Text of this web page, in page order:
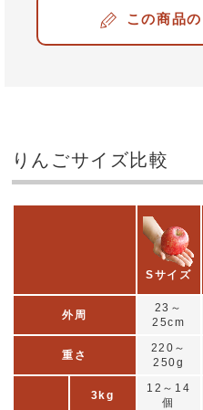
りんごサイズ比較
Sサイズ
外周
23～
25cm
重さ
220～
250g
3kg
12～14
個